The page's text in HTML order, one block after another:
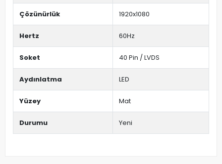
Çözünürlük 1920x1080
Hertz 60Hz
Soket 40 Pin / LVDS
Aydınlatma LED
Yüzey Mat
Durumu Yeni